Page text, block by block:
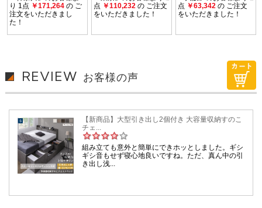
REVIEW お客様の声